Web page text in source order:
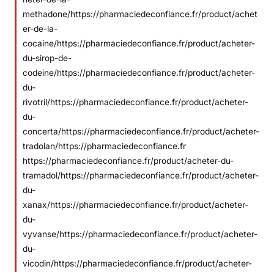
methadone/https://pharmaciedeconfiance.fr/product/achet
er-de-la-
cocaine/https://pharmaciedeconfiance.fr/product/acheter-
du-sirop-de-
codeine/https://pharmaciedeconfiance.fr/product/acheter-
du-
rivotril/https://pharmaciedeconfiance.fr/product/acheter-
du-
concerta/https://pharmaciedeconfiance.fr/product/acheter-
tradolan/https://pharmaciedeconfiance.fr
https://pharmaciedeconfiance.fr/product/acheter-du-
tramadol/https://pharmaciedeconfiance.fr/product/acheter-
du-
xanax/https://pharmaciedeconfiance.fr/product/acheter-
du-
vyvanse/https://pharmaciedeconfiance.fr/product/acheter-
du-
vicodin/https://pharmaciedeconfiance.fr/product/acheter-